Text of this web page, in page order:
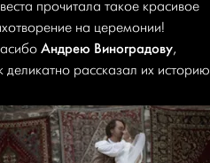
прочитала такое красивое
на церемонии!
Андрею Виноградову,
деликатно рассказал их историю